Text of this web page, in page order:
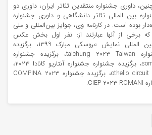
داوری جشنواره منتقدین تئاتر ایران، داوری دو
بین المللی تئاتر دانشگاهی و داوری جشنواره
بوده است. در کارنامه وی، جوایز بین‌المللی و ملی
برخی از آنها عبارتند از: نفر اول بخش عکس
هجدهمین جشنواره بین المللی نمایش عروسکی مبارک ۱۳۹۹، برگزیده
دوازدهمین دوره جشنواره taichung ۲۰۲۳ Taiwan، برگزیده جشنواره
someone ۲۰۲۳ Tajikistan، برگزیده جشنواره جشنواره آنتاریو کانادا ۲۰۲۳،
برگزیده جشنواره othello circuit ۲۰۲۳، برگزیده جشنواره COMPINA ۲۰۲۳